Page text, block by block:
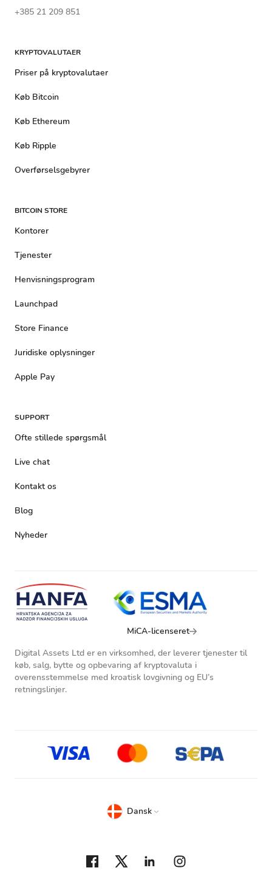
+385 21 209 851
KRYPTOVALUTAER
Priser på kryptovalutaer
Køb Bitcoin
Køb Ethereum
Køb Ripple
Overførselsgebyrer
BITCOIN STORE
Kontorer
Tjenester
Henvisningsprogram
Launchpad
Store Finance
Juridiske oplysninger
Apple Pay
SUPPORT
Ofte stillede spørgsmål
Live chat
Kontakt os
Blog
Nyheder
MiCA-licenseret
Digital Assets Ltd er en virksomhed, der leverer tjenester til
køb, salg, bytte og opbevaring af kryptovaluta i
overensstemmelse med kroatisk lovgivning og EU’s
retningslinjer.
Dansk